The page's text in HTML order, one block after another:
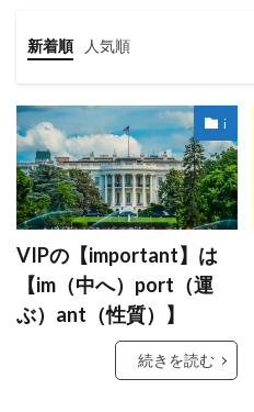
新着順 人気順
i
VIPの【important】は
【im（中へ）port（運
ぶ）ant（性質）】
続きを読む